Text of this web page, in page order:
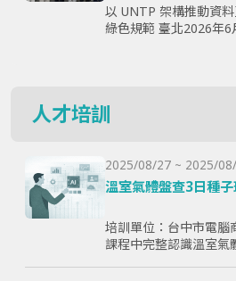
以 UNTP 架構推動資
綠色規範 臺北2026年
人才培訓
2025/08/27 ~ 2025/
溫室氣體盤查3日種
培訓單位：台中市電
課程中完整認識溫室氣